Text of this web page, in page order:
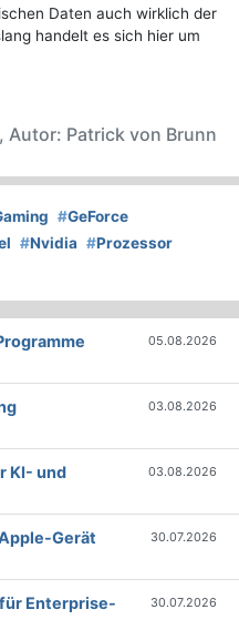
Daten auch wirklich der
handelt es sich hier um
Autor: Patrick von Brunn
#GeForce
#Nvidia #Prozessor
05.08.2026
03.08.2026
KI- und
03.08.2026
Gerät
30.07.2026
für Enterprise-
30.07.2026